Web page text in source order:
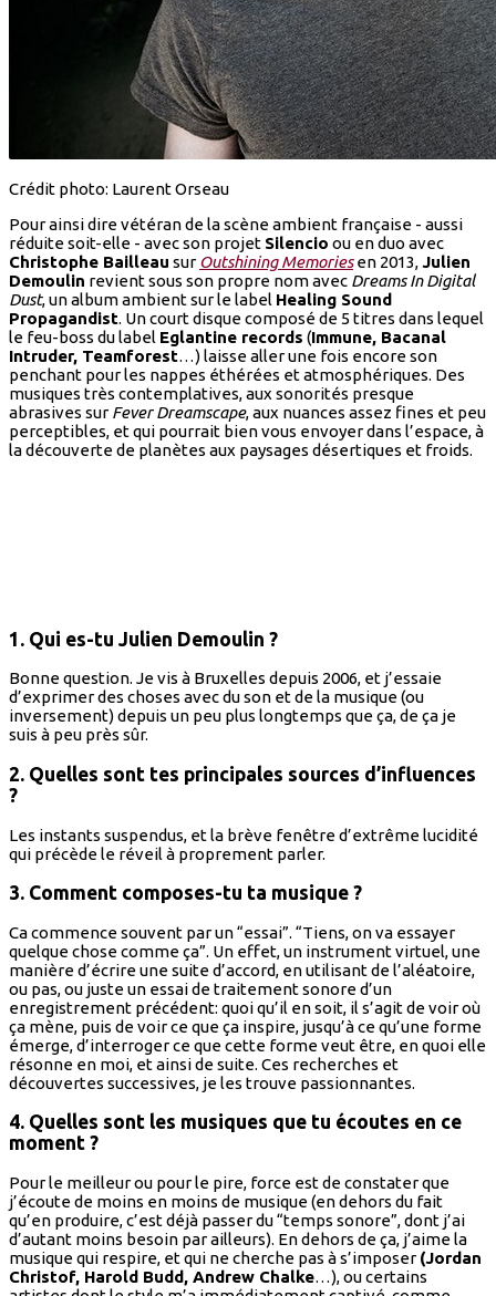
Crédit photo: Laurent Orseau
Pour ainsi dire vétéran de la scène ambient française - aussi
réduite soit-elle - avec son projet Silencio ou en duo avec
Christophe Bailleau surOutshining Memoriesen 2013, Julien
Demoulin revient sous son propre nom avec Dreams In Digital
Dust, un album ambient sur le label Healing Sound
Propagandist. Un court disque composé de 5 titres dans lequel
le feu-boss du label Eglantine records (Immune, Bacanal
Intruder, Teamforest…) laisse aller une fois encore son
penchant pour les nappes éthérées et atmosphériques. Des
musiques très contemplatives, aux sonorités presque
abrasives surFever Dreamscape, aux nuances assez fines et peu
perceptibles, et qui pourrait bien vous envoyer dans l’espace, à
la découverte de planètes aux paysages désertiques et froids.
1. Qui es-tu Julien Demoulin ?
Bonne question. Je vis à Bruxelles depuis 2006, et j’essaie
d’exprimer des choses avec du son et de la musique (ou
inversement) depuis un peu plus longtemps que ça, de ça je
suis à peu près sûr.
2. Quelles sont tes principales sources d’influences
?
Les instants suspendus, et la brève fenêtre d’extrême lucidité
qui précède le réveil à proprement parler.
3. Comment composes-tu ta musique ?
Ca commence souvent par un “essai”. “Tiens, on va essayer
quelque chose comme ça”. Un effet, un instrument virtuel, une
manière d’écrire une suite d’accord, en utilisant de l’aléatoire,
ou pas, ou juste un essai de traitement sonore d’un
enregistrement précédent: quoi qu’il en soit, il s’agit de voir où
ça mène, puis de voir ce que ça inspire, jusqu’à ce qu’une forme
émerge, d’interroger ce que cette forme veut être, en quoi elle
résonne en moi, et ainsi de suite. Ces recherches et
découvertes successives, je les trouve passionnantes.
4. Quelles sont les musiques que tu écoutes en ce
moment ?
Pour le meilleur ou pour le pire, force est de constater que
j’écoute de moins en moins de musique (en dehors du fait
qu’en produire, c’est déjà passer du “temps sonore”, dont j’ai
d’autant moins besoin par ailleurs). En dehors de ça, j’aime la
musique qui respire, et qui ne cherche pas à s’imposer(Jordan
Christof, Harold Budd, Andrew Chalke…), ou certains